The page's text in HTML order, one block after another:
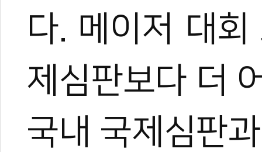
다. 메이저 대
제심판보다 더
국내 국제심판
1
1